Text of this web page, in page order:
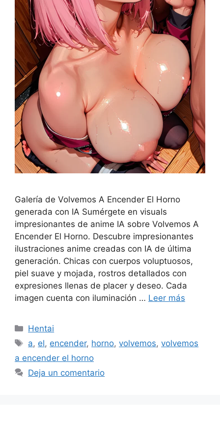
Galería de Volvemos A Encender El Horno
generada con IA Sumérgete en visuals
impresionantes de anime IA sobre Volvemos A
Encender El Horno. Descubre impresionantes
ilustraciones anime creadas con IA de última
generación. Chicas con cuerpos voluptuosos,
piel suave y mojada, rostros detallados con
expresiones llenas de placer y deseo. Cada
imagen cuenta con iluminación … Leer más
Categorías
Hentai
Etiquetas
a, el, encender, horno,volvemos,volvemos
a encender el horno
Deja un comentario